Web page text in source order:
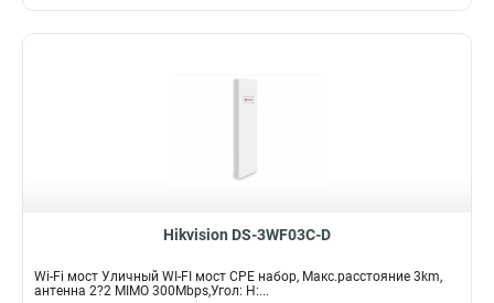
Hikvision DS-3WF03C-D
Wi-Fi мост Уличный WI-FI мост CPE набор, Макс.расстояние 3km,
антенна 2?2 MIMO 300Mbps,Угол: H:...